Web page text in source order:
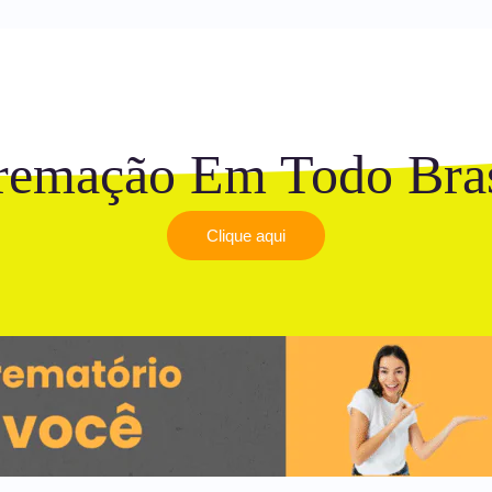
Em Todo
Clique aqui